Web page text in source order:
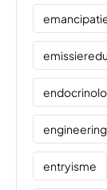
engineering
entryisme